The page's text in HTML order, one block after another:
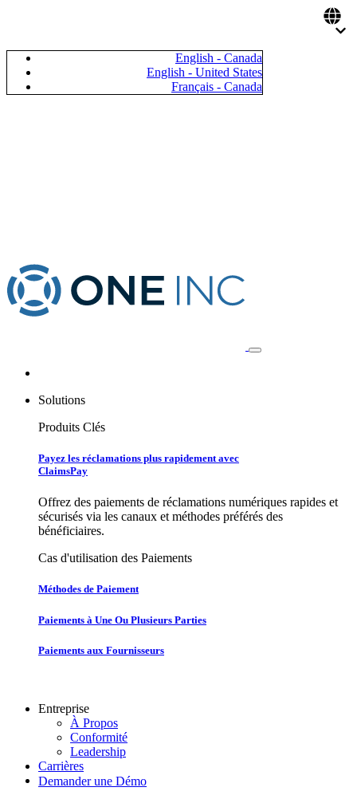
English - Canada
English - United States
Français - Canada
Solutions
Produits Clés
Payez les réclamations plus rapidement avec
ClaimsPay
Offrez des paiements de réclamations numériques rapides et
sécurisés via les canaux et méthodes préférés des
bénéficiaires.
Cas d'utilisation des Paiements
Méthodes de Paiement
Paiements à Une Ou Plusieurs Parties
Paiements aux Fournisseurs
Entreprise
À Propos
Conformité
Leadership
Carrières
Demander une Démo